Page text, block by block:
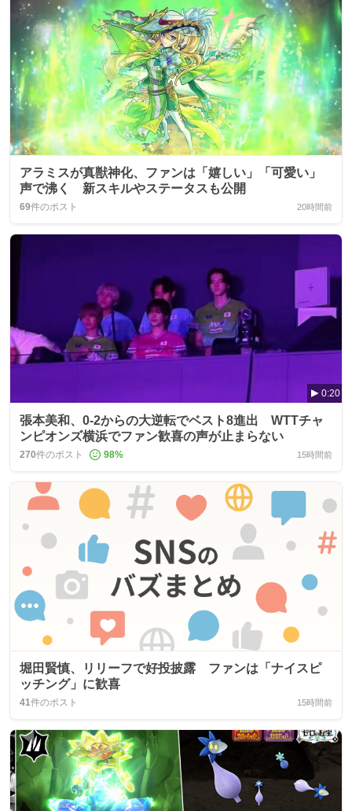
アラミスが真獣神化、ファンは「嬉しい」「可愛い」
声で沸く 新スキルやステータスも公開
69件のポスト 20時間前
0:20
張本美和、0-2からの大逆転でベスト8進出 WTTチャ
ンピオンズ横浜でファン歓喜の声が止まらない
270件のポスト 98% 15時間前
堀田賢慎、リリーフで好投披露 ファンは「ナイスピ
ッチング」に歓喜
41件のポスト 15時間前